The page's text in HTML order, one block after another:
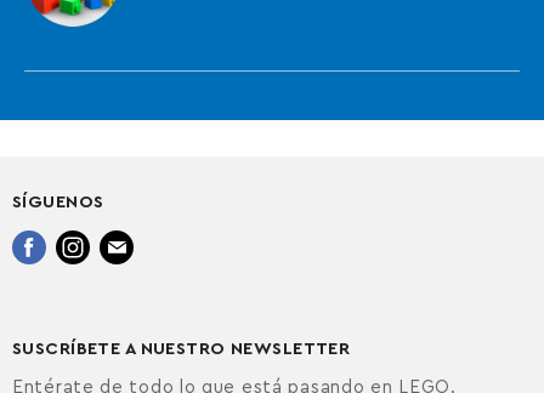
SÍGUENOS
Encuéntrenos
Encuéntrenos
Encuéntrenos
SUSCRÍBETE A NUESTRO NEWSLETTER
Entérate de todo lo que está pasando en LEGO.